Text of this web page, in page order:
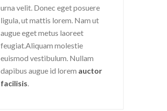
urna velit. Donec eget posuere
ligula, ut mattis lorem. Nam ut
augue eget metus laoreet
feugiat.Aliquam molestie
euismod vestibulum. Nullam
dapibus augue id lorem auctor
facilisis